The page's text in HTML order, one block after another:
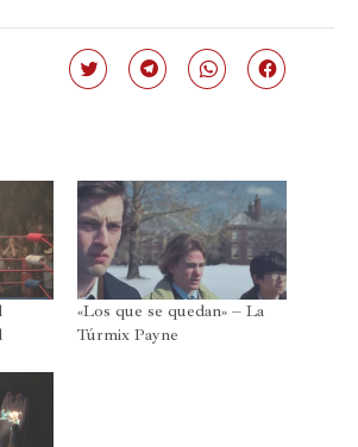
Haz
(Se
abre
en
una
ventana
nueva)
Haz
(Se
abre
en
una
ventana
nueva)
Haz
(Se
abre
en
una
ventana
nueva)
Haz
(Se
abre
en
una
nueva)
«Los que se quedan» – La
Túrmix Payne